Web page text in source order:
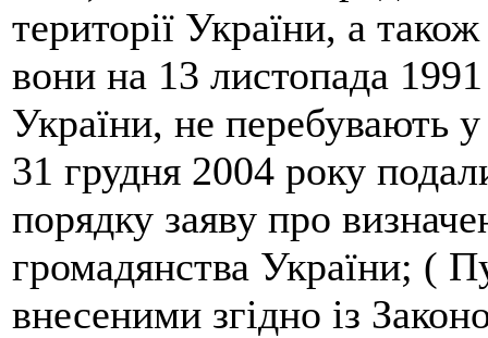
території України, а
вони на 13 листопада
України, не перебувають
31 грудня 2004 року
порядку заяву про
громадянства України; (
внесеними згідно із